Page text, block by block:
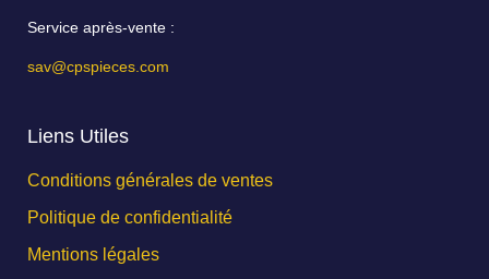
Service après-vente :
sav@cpspieces.com
Liens Utiles
Conditions générales de ventes
Politique de confidentialité
Mentions légales